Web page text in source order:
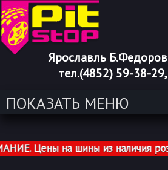
Ярославль
тел.(4852) 59-38-
ПОКАЗАТЬ МЕНЮ
Цены на шины из наличия